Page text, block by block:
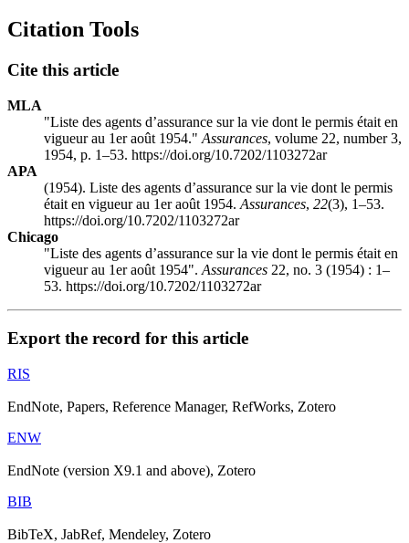
Citation Tools
Cite this article
MLA
"Liste des agents d’assurance sur la vie dont le permis était en
vigueur au 1er août 1954." Assurances, volume 22, number 3,
1954, p. 1–53. https://doi.org/10.7202/1103272ar
APA
(1954). Liste des agents d’assurance sur la vie dont le permis
était en vigueur au 1er août 1954. Assurances, 22(3), 1–53.
https://doi.org/10.7202/1103272ar
Chicago
"Liste des agents d’assurance sur la vie dont le permis était en
vigueur au 1er août 1954". Assurances 22, no. 3 (1954) : 1–
53. https://doi.org/10.7202/1103272ar
Export the record for this article
RIS
EndNote, Papers, Reference Manager, RefWorks, Zotero
ENW
EndNote (version X9.1 and above), Zotero
BIB
BibTeX, JabRef, Mendeley, Zotero